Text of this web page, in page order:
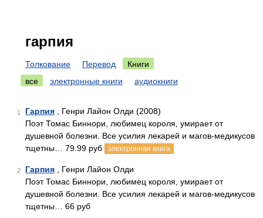
гарпия
Толкование Перевод
Книги
все
электронные книги аудиокниги
1 Гарпия , Генри Лайон Олди (2008)
Поэт Томас Биннори, любимец короля, умирает от
душевной болезни. Все усилия лекарей и магов-медикусов
тщетны… 79.99 руб
электронная книга
2 Гарпия , Генри Лайон Олди
Поэт Томас Биннори, любимец короля, умирает от
душевной болезни. Все усилия лекарей и магов-медикусов
тщетны… 66 руб